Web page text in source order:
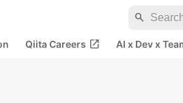
search
Qiita Careers open_in_new AI x Dev x